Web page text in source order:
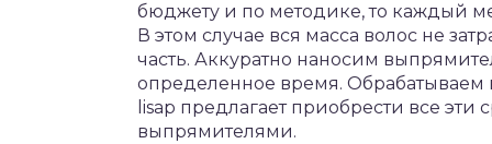
бюджету и по методике, то каждый
В этом случае вся масса волос не
часть. Аккуратно наносим
определенное время.
lisap предлагает приобрести все
выпрямителями.